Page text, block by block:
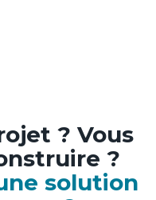
? Vous
?
solution